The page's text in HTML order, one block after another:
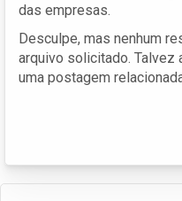
das empresas.
Desculpe, mas nenhum
arquivo solicitado. Talvez
uma postagem